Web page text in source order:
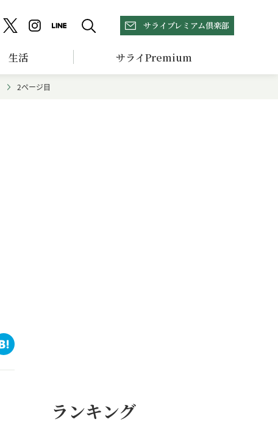
サライプレミアム倶楽部
生活 サライPremium
2ページ目
ランキング